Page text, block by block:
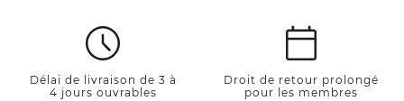
Délai de livraison de 3 à
4 jours ouvrables
Droit de retour prolongé
pour les membres